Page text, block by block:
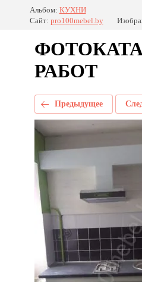
Альбом: КУХНИ
Сайт: pro100mebel.by
РАБОТ
Предыдущее